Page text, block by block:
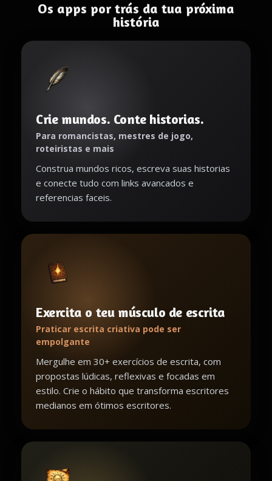
Os apps por trás da tua próxima
história
Crie mundos. Conte historias.
Para romancistas, mestres de jogo,
roteiristas e mais
Construa mundos ricos, escreva suas historias
e conecte tudo com links avancados e
referencias faceis.
Exercita o teu músculo de escrita
Praticar escrita criativa pode ser
empolgante
Mergulhe em 30+ exercícios de escrita, com
propostas lúdicas, reflexivas e focadas em
estilo. Crie o hábito que transforma escritores
medianos em ótimos escritores.